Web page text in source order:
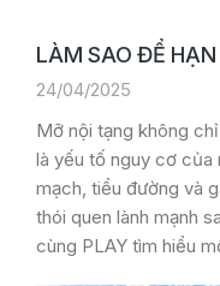
LÀM SAO ĐỂ
24/04/2025
Mỡ nội tạng không
là yếu tố nguy cơ của
mạch, tiểu đường và
thói quen lành mạnh
cùng PLAY tìm hiểu